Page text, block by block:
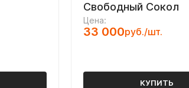
Свободный Сокол
Цена:
33 000руб./шт.
КУПИТЬ